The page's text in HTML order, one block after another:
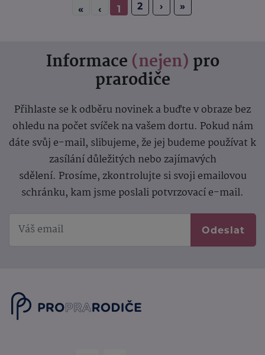
« ‹ 1 2 › »
Informace (nejen) pro
prarodiče
Přihlaste se k odběru novinek a buďte v obraze bez
ohledu na počet svíček na vašem dortu. Pokud nám
dáte svůj e-mail, slibujeme, že jej budeme používat k
zasílání důležitých nebo zajímavých
sdělení. Prosíme, zkontrolujte si svoji emailovou
schránku, kam jsme poslali potvrzovací e-mail.
Odeslat